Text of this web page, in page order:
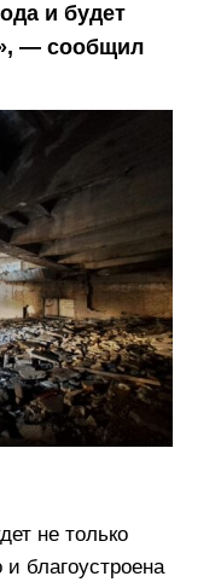
и будет
— сообщил
не только
благоустроена